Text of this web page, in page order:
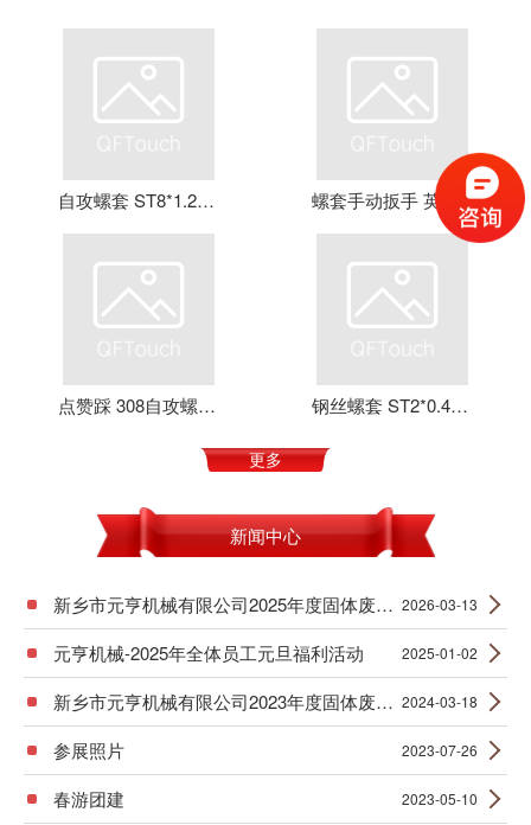
自攻螺套 ST8*1.25*16 钢丝螺套 牙套 护套 元亨机械
点赞踩 308自攻螺套 元亨机械 铝合金 不锈钢 可定制 加强螺纹 钢丝螺套 ST2*0.4*4 丝套 钢丝牙套 护套 元亨机械
更多
新闻中心
新乡市元亨机械有限公司2025年度固体废物产生信息公示 2026-03-13
元亨机械-2025年全体员工元旦福利活动 2025-01-02
新乡市元亨机械有限公司2023年度固体废物产生信息公示 2024-03-18
参展照片 2023-07-26
春游团建 2023-05-10